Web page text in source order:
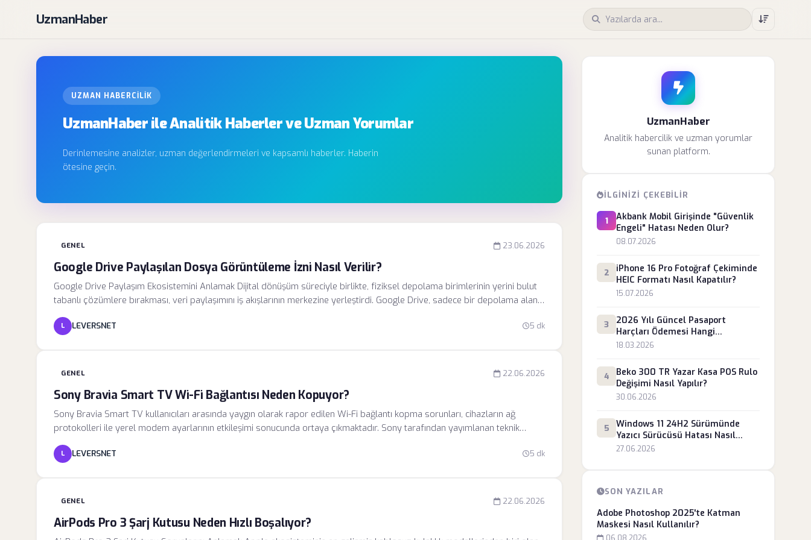
UzmanHaber
UZMAN HABERCILIK
UzmanHaber ile Analitik Haberler ve Uzman Yorumlar
Derinlemesine analizler, uzman değerlendirmeleri ve kapsamlı haberler. Haberin
ötesine geçin.
GENEL 23.06.2026
Google Drive Paylaşılan Dosya Görüntüleme İzni Nasıl Verilir?
Google Drive Paylaşım Ekosistemini Anlamak Dijital dönüşüm süreciyle birlikte, fiziksel depolama birimlerinin yerini bulut
tabanlı çözümlere bırakması, veri paylaşımını iş akışlarının merkezine yerleştirdi. Google Drive, sadece bir depolama alanı
değil, aynı zamanda karmaşık yetkilendirme süreçlerini yönetebilen sofistike bir iş birliği platformudur. Dosya paylaşımı
sırasında yapılan doğru yapılandırmalar, veri sızıntılarını önlemenin yanı sıra ekip içi verimliliği de doğrudan artırır.
L LEVERSNET 5 dk
GENEL 22.06.2026
Sony Bravia Smart TV Wi-Fi Bağlantısı Neden Kopuyor?
Sony Bravia Smart TV kullanıcıları arasında yaygın olarak rapor edilen Wi-Fi bağlantı kopma sorunları, cihazların ağ
protokolleri ile yerel modem ayarlarının etkileşimi sonucunda ortaya çıkmaktadır. Sony tarafından yayımlanan teknik
bültenlerde, televizyonların ağ kartlarının düşük sinyal gücü veya yüksek parazit ortamlarında bağlantıyı korumakta
zorlandığı belirtilmektedir. Özellikle yoğun sinyal kirliliğinin olduğu bölgelerde, cihazların otomatik kanal seçimi yaparken
L LEVERSNET 5 dk
GENEL 22.06.2026
AirPods Pro 3 Şarj Kutusu Neden Hızlı Boşalıyor?
UzmanHaber
Analitik habercilik ve uzman yorumlar
sunan platform.
İLGINIZI ÇEKEBILIR
1
Akbank Mobil Girişinde "Güvenlik
Engeli" Hatası Neden Olur?
08.07.2026
2
iPhone 16 Pro Fotoğraf Çekiminde
HEIC Formatı Nasıl Kapatılır?
15.07.2026
3
2026 Yılı Güncel Pasaport
Harçları Ödemesi Hangi
Bankalardan Yapılır?
18.03.2026
4
Beko 300 TR Yazar Kasa POS Rulo
Değişimi Nasıl Yapılır?
30.06.2026
5
Windows 11 24H2 Sürümünde
Yazıcı Sürücüsü Hatası Nasıl
Giderilir?
27.06.2026
SON YAZILAR
Adobe Photoshop 2025'te Katman
Maskesi Nasıl Kullanılır?